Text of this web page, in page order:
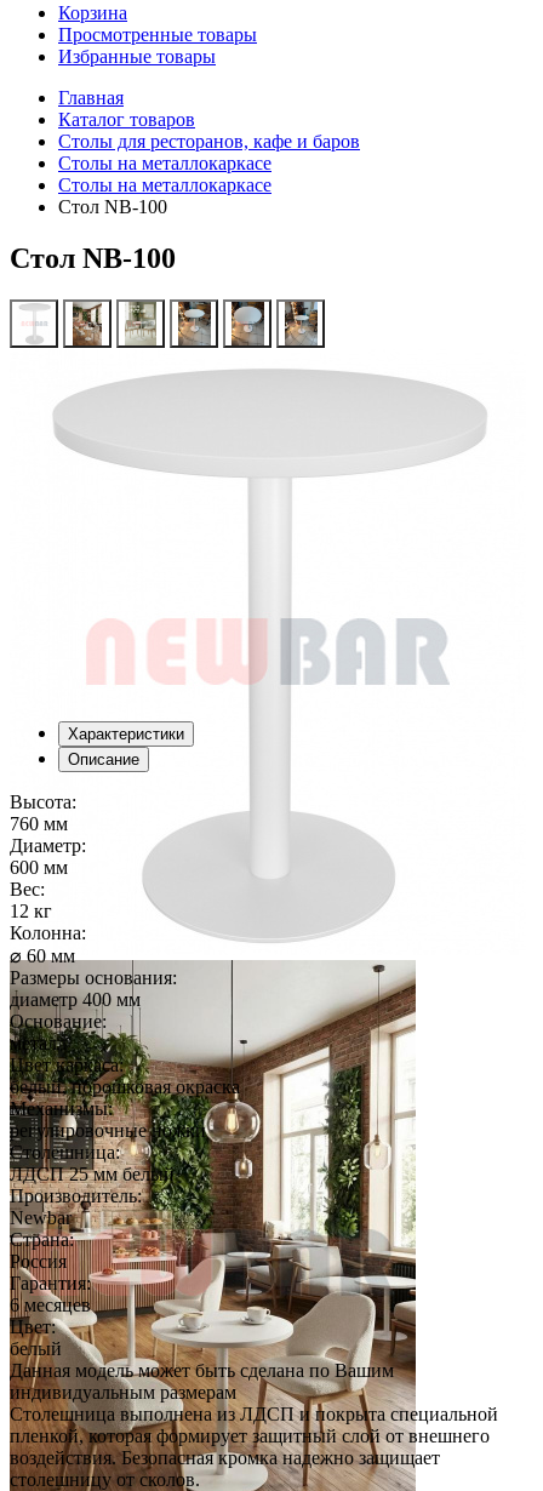
Корзина
Просмотренные товары
Избранные товары
Главная
Каталог товаров
Столы для ресторанов, кафе и баров
Столы на металлокаркасе
Столы на металлокаркасе
Стол NB-100
Стол NB-100
Характеристики
Описание
Высота:
760 мм
Диаметр:
600 мм
Вес:
12 кг
Колонна:
⌀ 60 мм
Размеры основания:
диаметр 400 мм
Основание:
металл
Цвет каркаса:
белый, порошковая окраска
Механизмы:
регулировочные ножки
Столешница:
ЛДСП 25 мм белый
Производитель:
Newbar
Страна:
Россия
Гарантия:
6 месяцев
Цвет:
белый
Данная модель может быть сделана по Вашим
индивидуальным размерам
Столешница выполнена из ЛДСП и покрыта специальной
пленкой, которая формирует защитный слой от внешнего
воздействия. Безопасная кромка надежно защищает
столешницу от сколов.